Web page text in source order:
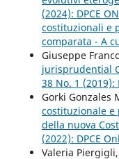
(2024): DPCE
costituzionali e
comparata - A
Giuseppe
jurisprudential
38 No. 1 (2019):
Gorki Gonzales
costituzionale e
della nuova
(2022): DPCE
Valeria Piergigli,